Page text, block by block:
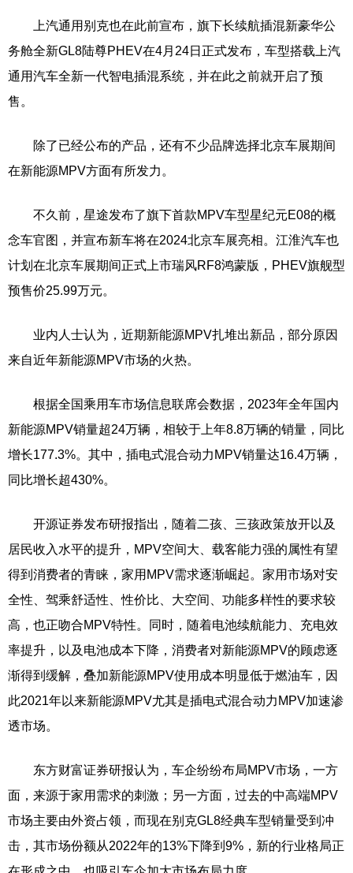
上汽通用别克也在此前宣布，旗下长续航插混新豪华公
务舱全新GL8陆尊PHEV在4月24日正式发布，车型搭载上汽
通用汽车全新一代智电插混系统，并在此之前就开启了预
售。
除了已经公布的产品，还有不少品牌选择北京车展期间
在新能源MPV方面有所发力。
不久前，星途发布了旗下首款MPV车型星纪元E08的概
念车官图，并宣布新车将在2024北京车展亮相。江淮汽车也
计划在北京车展期间正式上市瑞风RF8鸿蒙版，PHEV旗舰型
预售价25.99万元。
业内人士认为，近期新能源MPV扎堆出新品，部分原因
来自近年新能源MPV市场的火热。
根据全国乘用车市场信息联席会数据，2023年全年国内
新能源MPV销量超24万辆，相较于上年8.8万辆的销量，同比
增长177.3%。其中，插电式混合动力MPV销量达16.4万辆，
同比增长超430%。
开源证券发布研报指出，随着二孩、三孩政策放开以及
居民收入水平的提升，MPV空间大、载客能力强的属性有望
得到消费者的青睐，家用MPV需求逐渐崛起。家用市场对安
全性、驾乘舒适性、性价比、大空间、功能多样性的要求较
高，也正吻合MPV特性。同时，随着电池续航能力、充电效
率提升，以及电池成本下降，消费者对新能源MPV的顾虑逐
渐得到缓解，叠加新能源MPV使用成本明显低于燃油车，因
此2021年以来新能源MPV尤其是插电式混合动力MPV加速渗
透市场。
东方财富证券研报认为，车企纷纷布局MPV市场，一方
面，来源于家用需求的刺激；另一方面，过去的中高端MPV
市场主要由外资占领，而现在别克GL8经典车型销量受到冲
击，其市场份额从2022年的13%下降到9%，新的行业格局正